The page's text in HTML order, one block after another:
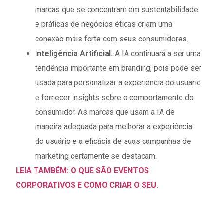
marcas que se concentram em sustentabilidade
e práticas de negócios éticas criam uma
conexão mais forte com seus consumidores.
Inteligência Artificial. A IA continuará a ser uma
tendência importante em branding, pois pode ser
usada para personalizar a experiência do usuário
e fornecer insights sobre o comportamento do
consumidor. As marcas que usam a IA de
maneira adequada para melhorar a experiência
do usuário e a eficácia de suas campanhas de
marketing certamente se destacam.
LEIA TAMBÉM: O QUE SÃO EVENTOS
CORPORATIVOS E COMO CRIAR O SEU.